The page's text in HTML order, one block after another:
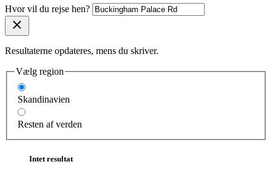
Hvor vil du rejse hen?
Resultaterne opdateres, mens du skriver.
Vælg region
Skandinavien
Resten af verden
Intet resultat